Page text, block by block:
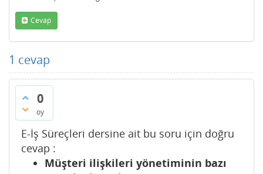
Cevap
1 cevap
0
oy
E-İş Süreçleri dersine ait bu soru için doğru
cevap :
Müşteri ilişkileri yönetiminin bazı